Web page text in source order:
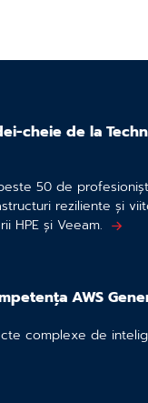
cheie de la
50 de
reziliente și
HPE și Veeam.
AWS
complexe de